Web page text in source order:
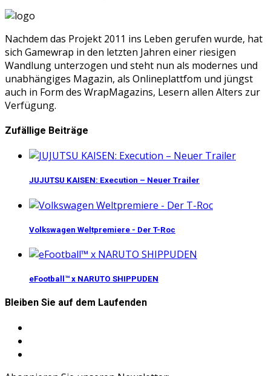
Nachdem das Projekt 2011 ins Leben gerufen wurde, hat
sich Gamewrap in den letzten Jahren einer riesigen
Wandlung unterzogen und steht nun als modernes und
unabhängiges Magazin, als Onlineplattfom und jüngst
auch in Form des WrapMagazins, Lesern allen Alters zur
Verfügung.
Zufällige Beiträge
JUJUTSU KAISEN: Execution – Neuer Trailer
Volkswagen Weltpremiere - Der T-Roc
eFootball™ x NARUTO SHIPPUDEN
Bleiben Sie auf dem Laufenden